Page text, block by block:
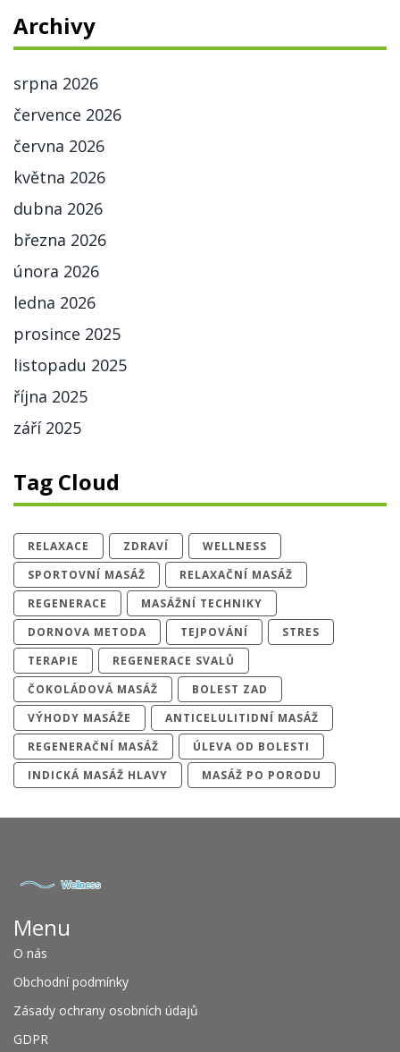
Archivy
srpna 2026
července 2026
června 2026
května 2026
dubna 2026
března 2026
února 2026
ledna 2026
prosince 2025
listopadu 2025
října 2025
září 2025
Tag Cloud
RELAXACE ZDRAVÍ
WELLNESS
SPORTOVNÍ MASÁŽ
RELAXAČNÍ MASÁŽ
REGENERACE
MASÁŽNÍ TECHNIKY
DORNOVA METODA
TEJPOVÁNÍ
STRES
TERAPIE
REGENERACE SVALŮ
ČOKOLÁDOVÁ MASÁŽ
BOLEST ZAD
VÝHODY MASÁŽE
ANTICELULITIDNÍ MASÁŽ
REGENERAČNÍ MASÁŽ
ÚLEVA OD BOLESTI
INDICKÁ MASÁŽ HLAVY
MASÁŽ PO PORODU
Menu
O nás
Obchodní podmínky
Zásady ochrany osobních údajů
GDPR